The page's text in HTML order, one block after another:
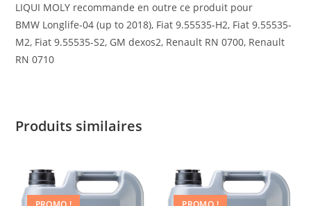
LIQUI MOLY recommande en outre ce produit pour
BMW Longlife-04 (up to 2018), Fiat 9.55535-H2, Fiat 9.55535-
M2, Fiat 9.55535-S2, GM dexos2, Renault RN 0700, Renault
RN 0710
Produits similaires